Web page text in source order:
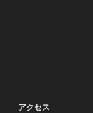
ペ
アクセス